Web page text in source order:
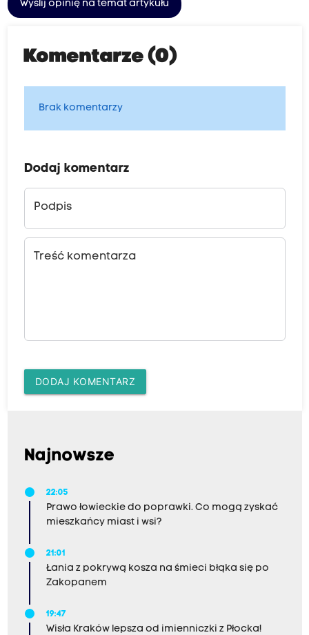
Wyślij opinię na temat artykułu
Komentarze (0)
Brak komentarzy
Dodaj komentarz
Podpis
Treść komentarza
DODAJ KOMENTARZ
Najnowsze
22:05
Prawo łowieckie do poprawki. Co mogą zyskać
mieszkańcy miast i wsi?
21:01
Łania z pokrywą kosza na śmieci błąka się po
Zakopanem
19:47
Wisła Kraków lepsza od imienniczki z Płocka!